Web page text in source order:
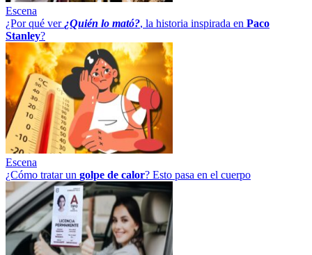
Escena
¿Por qué ver ¿Quién lo mató?, la historia inspirada en Paco
Stanley?
Escena
¿Cómo tratar un golpe de calor? Esto pasa en el cuerpo